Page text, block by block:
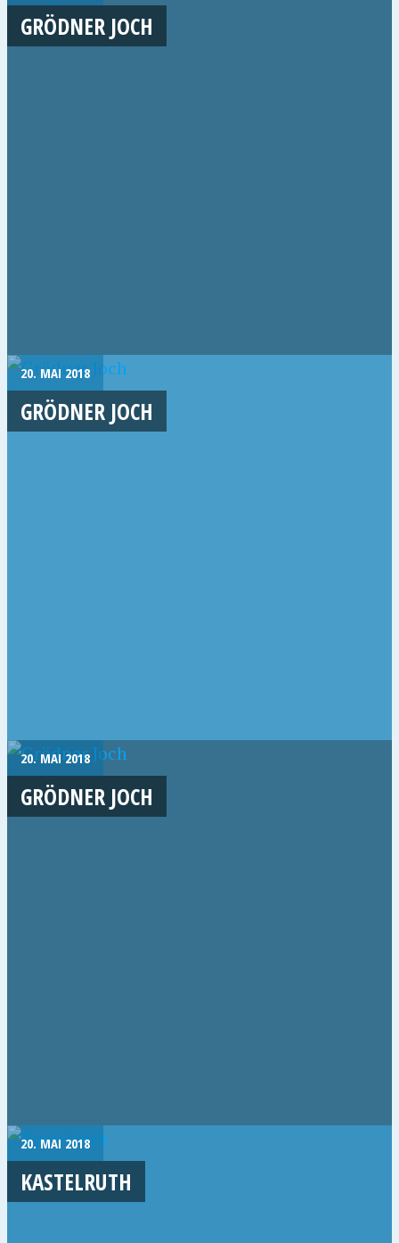
GRÖDNER JOCH
20. MAI 2018
GRÖDNER JOCH
20. MAI 2018
GRÖDNER JOCH
20. MAI 2018
KASTELRUTH